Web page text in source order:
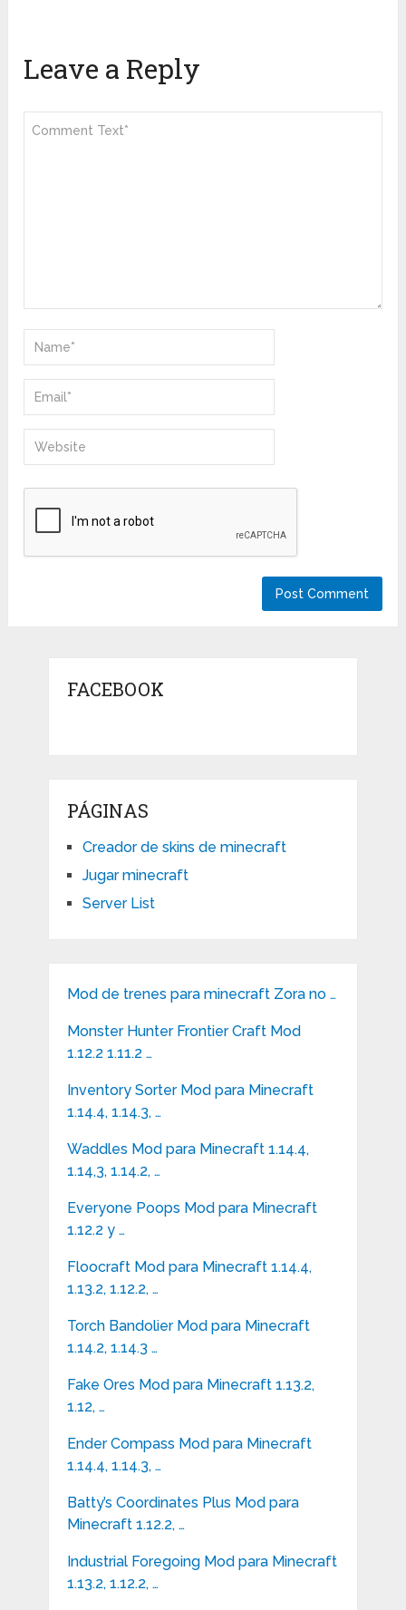
Leave a Reply
FACEBOOK
PÁGINAS
Creador de skins de minecraft
Jugar minecraft
Server List
Mod de trenes para minecraft Zora no …
Monster Hunter Frontier Craft Mod
1.12.2 1.11.2 …
Inventory Sorter Mod para Minecraft
1.14.4, 1.14.3, …
Waddles Mod para Minecraft 1.14.4,
1.14,3, 1.14.2, …
Everyone Poops Mod para Minecraft
1.12.2 y …
Floocraft Mod para Minecraft 1.14.4,
1.13.2, 1.12.2, …
Torch Bandolier Mod para Minecraft
1.14.2, 1.14.3 …
Fake Ores Mod para Minecraft 1.13.2,
1.12, …
Ender Compass Mod para Minecraft
1.14.4, 1.14.3, …
Batty’s Coordinates Plus Mod para
Minecraft 1.12.2, …
Industrial Foregoing Mod para Minecraft
1.13.2, 1.12.2, …